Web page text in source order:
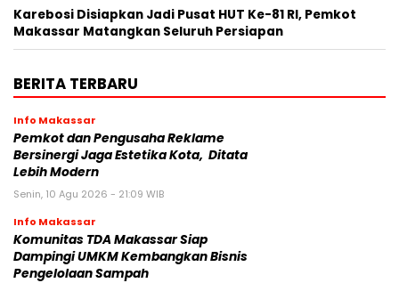
Karebosi Disiapkan Jadi Pusat HUT Ke-81 RI, Pemkot
Makassar Matangkan Seluruh Persiapan
BERITA TERBARU
Info Makassar
Pemkot dan Pengusaha Reklame
Bersinergi Jaga Estetika Kota, Ditata
Lebih Modern
Senin, 10 Agu 2026 - 21:09 WIB
Info Makassar
Komunitas TDA Makassar Siap
Dampingi UMKM Kembangkan Bisnis
Pengelolaan Sampah